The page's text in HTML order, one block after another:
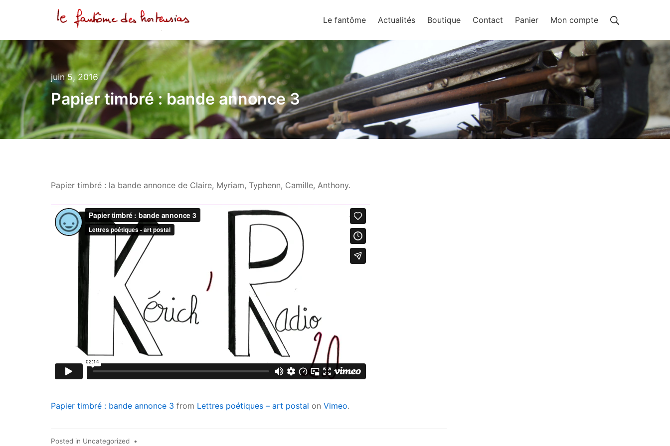
Le fantôme des hortensias
Le fantôme Actualités Boutique Contact Panier Mon compte
juin 5, 2016août
17,
2025
Papier timbré : bande annonce 3
Papier timbré : la bande annonce de Claire, Myriam, Typhenn, Camille, Anthony.
Papier timbré : bande annonce 3 from Lettres poétiques – art postal on Vimeo.
Posted in Uncategorized •